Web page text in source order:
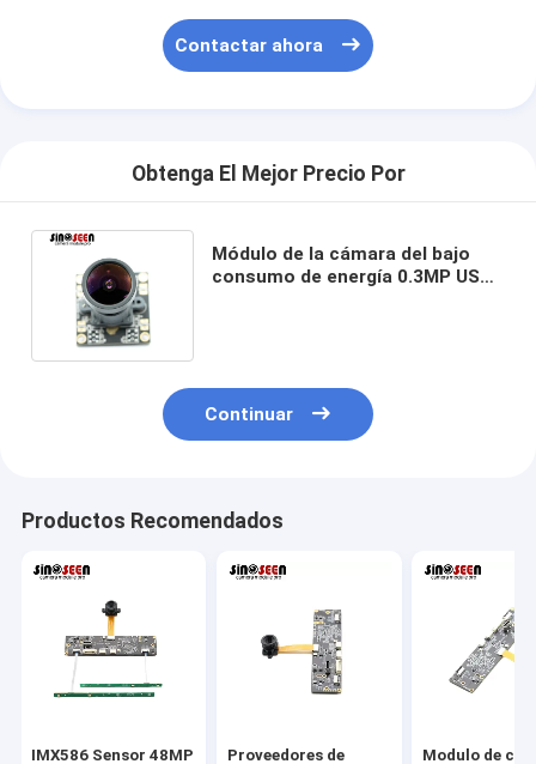
Contactar ahora
Obtenga El Mejor Precio Por
Módulo de la cámara del bajo
consumo de energía 0.3MP USB
Continuar
Productos Recomendados
IMX586 Sensor 48MP Proveedores de Modulo de